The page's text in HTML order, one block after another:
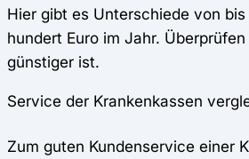
Hier gibt es Unterschiede von
hundert Euro im Jahr.
günstiger ist.
Service der Krankenkassen
Zum guten Kundenservice einer